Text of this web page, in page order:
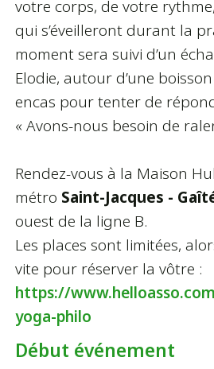
votre corps, de votre
qui s’éveilleront durant la
moment sera suivi d’un
Elodie, autour d’une
encas pour tenter de
« Avons-nous besoin de
Rendez-vous à la Maison
métro Saint-Jacques -
ouest de la ligne B.
Les places sont limitées,
vite pour réserver la vôtre :
https://
yoga-philo
Début événement